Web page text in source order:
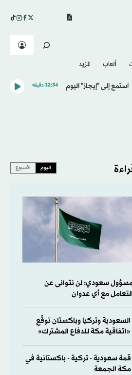
ألعاب المزيد
استمع إلى "إيجاز" اليوم 12:34 دقيقه
اليوم الأسبوع
سعودي: لن نتوانى عن
التعامل مع أي عدوان
السعودية وتركيا وباكستان توقّع
«اتفاقية مكة للدفاع المشترك»
قمة سعودية - تركية - باكستانية في
مكة الجمعة